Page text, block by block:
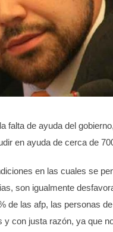
falta de ayuda del
en ayuda de cerca de
en las cuales se
son igualmente
de las afp, las personas
con justa razón, ya que